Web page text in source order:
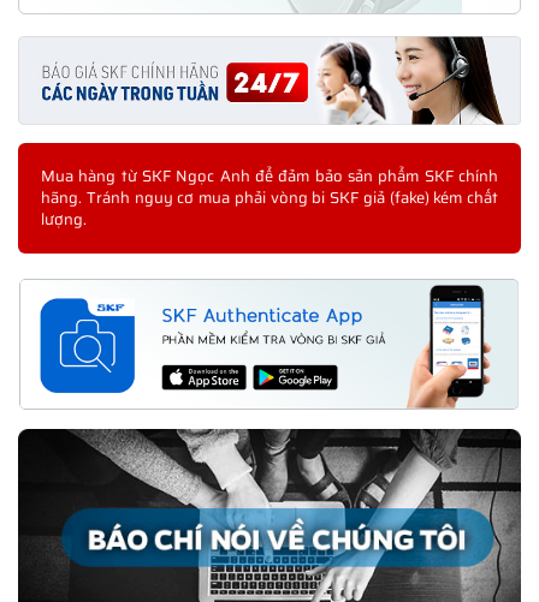
Mua hàng từ SKF Ngọc Anh để đảm bảo sản phẩm SKF chính
hãng. Tránh nguy cơ mua phải vòng bi SKF giả (fake) kém chất
lượng.